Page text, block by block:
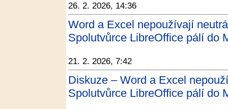
26. 2. 2026, 14:36
Word a Excel nepoužívají
Spolutvůrce LibreOffice pálí do
21. 2. 2026, 7:42
Diskuze – Word a Excel
Spolutvůrce LibreOffice pálí do